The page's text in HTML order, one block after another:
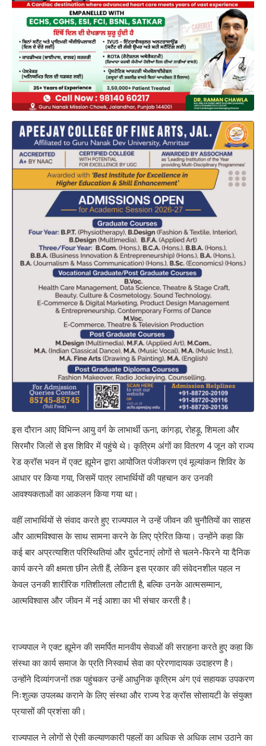
इस दौरान आए विभिन्न आयु वर्ग के लाभार्थी ऊना, कांगड़ा, रोहड़ू, शिमला और
सिरमौर जिलों से इस शिविर में पहुंचे थे। कृत्रिम अंगों का वितरण 4 जून को राज्य
रेड क्रॉस भवन में एक्ट ह्यूमेन द्वारा आयोजित पंजीकरण एवं मूल्यांकन शिविर के
आधार पर किया गया, जिसमें पात्र लाभार्थियों की पहचान कर उनकी
आवश्यकताओं का आकलन किया गया था।
वहीं लाभार्थियों से संवाद करते हुए राज्यपाल ने उन्हें जीवन की चुनौतियों का साहस
और आत्मविश्वास के साथ सामना करने के लिए प्रेरित किया। उन्होंने कहा कि
कई बार अप्रत्याशित परिस्थितियां और दुर्घटनाएं लोगों से चलने-फिरने या दैनिक
कार्य करने की क्षमता छीन लेती हैं, लेकिन इस प्रकार की संवेदनशील पहल न
केवल उनकी शारीरिक गतिशीलता लौटाती है, बल्कि उनके आत्मसम्मान,
आत्मविश्वास और जीवन में नई आशा का भी संचार करती है।
राज्यपाल ने एक्ट ह्यूमेन की समर्पित मानवीय सेवाओं की सराहना करते हुए कहा कि
संस्था का कार्य समाज के प्रति निस्वार्थ सेवा का प्रेरणादायक उदाहरण है।
उन्होंने दिव्यांगजनों तक पहुंचकर उन्हें आधुनिक कृत्रिम अंग एवं सहायक उपकरण
निःशुल्क उपलब्ध कराने के लिए संस्था और राज्य रेड क्रॉस सोसायटी के संयुक्त
प्रयासों की प्रशंसा की।
राज्यपाल ने लोगों से ऐसी कल्याणकारी पहलों का अधिक से अधिक लाभ उठाने का